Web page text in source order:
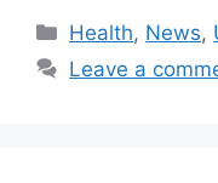
Categories
Health, News,
Leave a